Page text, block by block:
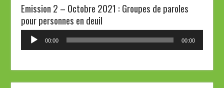
Emission 2 – Octobre 2021 : Groupes de paroles
pour personnes en deuil
Lecteur
00:00 00:00